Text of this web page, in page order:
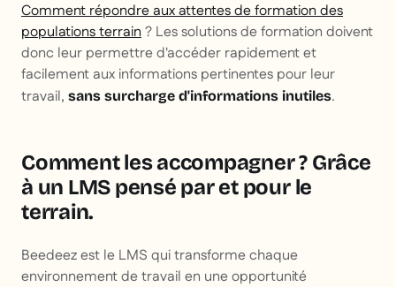
Comment répondre aux attentes de formation des
populations terrain? Les solutions de formation doivent
donc leur permettre d'accéder rapidement et
facilement aux informations pertinentes pour leur
travail, sans surcharge d'informations inutiles.
Comment les accompagner ? Grâce
à un LMS pensé par et pour le
terrain.
Beedeez est le LMS qui transforme chaque
environnement de travail en une opportunité